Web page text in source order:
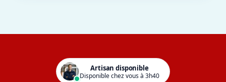
Artisan disponible
Disponible chez vous à 3h40